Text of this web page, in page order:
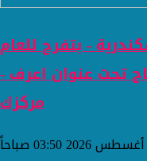
- بتفرح للعام
تحت عنوان اعرف -
مركزك